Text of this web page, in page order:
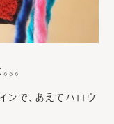
。
ンで、あえてハロウ